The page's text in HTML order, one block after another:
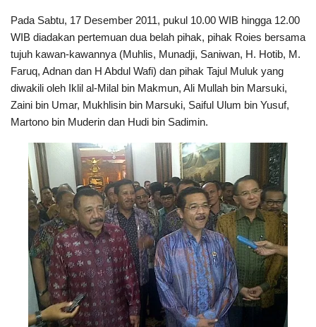
Pada Sabtu, 17 Desember 2011, pukul 10.00 WIB hingga 12.00
WIB diadakan pertemuan dua belah pihak, pihak Roies bersama
tujuh kawan-kawannya (Muhlis, Munadji, Saniwan, H. Hotib, M.
Faruq, Adnan dan H Abdul Wafi) dan pihak Tajul Muluk yang
diwakili oleh Iklil al-Milal bin Makmun, Ali Mullah bin Marsuki,
Zaini bin Umar, Mukhlisin bin Marsuki, Saiful Ulum bin Yusuf,
Martono bin Muderin dan Hudi bin Sadimin.